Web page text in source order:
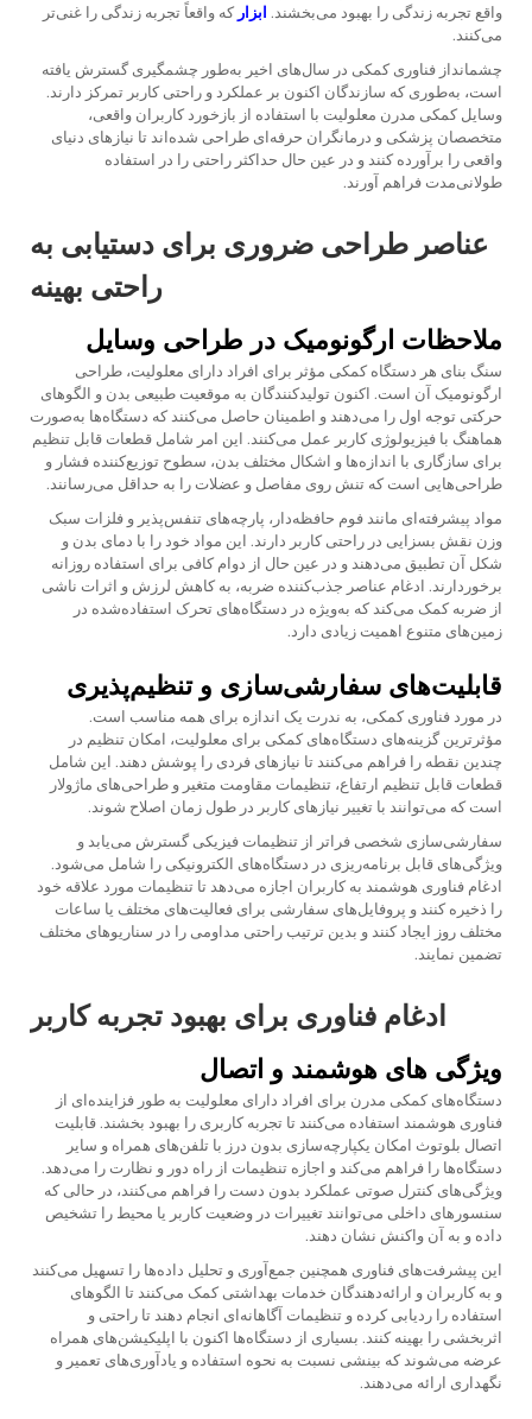
واقع تجربه زندگی را بهبود می‌بخشند. ابزارکه واقعاً تجربه زندگی را غنی‌تر
می‌کنند.
چشمانداز فناوری کمکی در سال‌های اخیر به‌طور چشمگیری گسترش یافته
است، به‌طوری که سازندگان اکنون بر عملکرد و راحتی کاربر تمرکز دارند.
وسایل کمکی مدرن معلولیت با استفاده از بازخورد کاربران واقعی،
متخصصان پزشکی و درمانگران حرفه‌ای طراحی شده‌اند تا نیازهای دنیای
واقعی را برآورده کنند و در عین حال حداکثر راحتی را در استفاده
طولانی‌مدت فراهم آورند.
عناصر طراحی ضروری برای دستیابی به
راحتی بهینه
ملاحظات ارگونومیک در طراحی وسایل
سنگ بنای هر دستگاه کمکی مؤثر برای افراد دارای معلولیت، طراحی
ارگونومیک آن است. اکنون تولیدکنندگان به موقعیت طبیعی بدن و الگوهای
حرکتی توجه اول را می‌دهند و اطمینان حاصل می‌کنند که دستگاه‌ها به‌صورت
هماهنگ با فیزیولوژی کاربر عمل می‌کنند. این امر شامل قطعات قابل تنظیم
برای سازگاری با اندازه‌ها و اشکال مختلف بدن، سطوح توزیع‌کننده فشار و
طراحی‌هایی است که تنش روی مفاصل و عضلات را به حداقل می‌رسانند.
مواد پیشرفته‌ای مانند فوم حافظه‌دار، پارچه‌های تنفس‌پذیر و فلزات سبک
وزن نقش بسزایی در راحتی کاربر دارند. این مواد خود را با دمای بدن و
شکل آن تطبیق می‌دهند و در عین حال از دوام کافی برای استفاده روزانه
برخوردارند. ادغام عناصر جذب‌کننده ضربه، به کاهش لرزش و اثرات ناشی
از ضربه کمک می‌کند که به‌ویژه در دستگاه‌های تحرک استفاده‌شده در
زمین‌های متنوع اهمیت زیادی دارد.
قابلیت‌های سفارشی‌سازی و تنظیم‌پذیری
در مورد فناوری کمکی، به ندرت یک اندازه برای همه مناسب است.
مؤثرترین گزینه‌های دستگاه‌های کمکی برای معلولیت، امکان تنظیم در
چندین نقطه را فراهم می‌کنند تا نیازهای فردی را پوشش دهند. این شامل
قطعات قابل تنظیم ارتفاع، تنظیمات مقاومت متغیر و طراحی‌های ماژولار
است که می‌توانند با تغییر نیازهای کاربر در طول زمان اصلاح شوند.
سفارشی‌سازی شخصی فراتر از تنظیمات فیزیکی گسترش می‌یابد و
ویژگی‌های قابل برنامه‌ریزی در دستگاه‌های الکترونیکی را شامل می‌شود.
ادغام فناوری هوشمند به کاربران اجازه می‌دهد تا تنظیمات مورد علاقه خود
را ذخیره کنند و پروفایل‌های سفارشی برای فعالیت‌های مختلف یا ساعات
مختلف روز ایجاد کنند و بدین ترتیب راحتی مداومی را در سناریوهای مختلف
تضمین نمایند.
ادغام فناوری برای بهبود تجربه کاربر
ویژگی های هوشمند و اتصال
دستگاه‌های کمکی مدرن برای افراد دارای معلولیت به طور فزاینده‌ای از
فناوری هوشمند استفاده می‌کنند تا تجربه کاربری را بهبود بخشند. قابلیت
اتصال بلوتوث امکان یکپارچه‌سازی بدون درز با تلفن‌های همراه و سایر
دستگاه‌ها را فراهم می‌کند و اجازه تنظیمات از راه دور و نظارت را می‌دهد.
ویژگی‌های کنترل صوتی عملکرد بدون دست را فراهم می‌کنند، در حالی که
سنسورهای داخلی می‌توانند تغییرات در وضعیت کاربر یا محیط را تشخیص
داده و به آن واکنش نشان دهند.
این پیشرفت‌های فناوری همچنین جمع‌آوری و تحلیل داده‌ها را تسهیل می‌کنند
و به کاربران و ارائه‌دهندگان خدمات بهداشتی کمک می‌کنند تا الگوهای
استفاده را ردیابی کرده و تنظیمات آگاهانه‌ای انجام دهند تا راحتی و
اثربخشی را بهینه کنند. بسیاری از دستگاه‌ها اکنون با اپلیکیشن‌های همراه
عرضه می‌شوند که بینشی نسبت به نحوه استفاده و یادآوری‌های تعمیر و
نگهداری ارائه می‌دهند.